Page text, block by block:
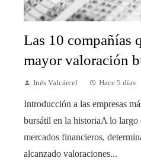
Las 10 compañías
mayor valoración
Inés Valcárcel Hace 5 días
Introducción a las empresas
bursátil en la historiaA lo largo
mercados financieros,
alcanzado valoraciones...